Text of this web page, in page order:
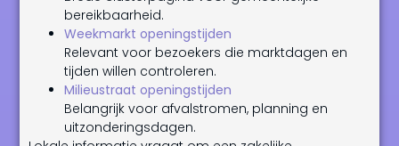
bereikbaarheid.
Weekmarkt openingstijden
Relevant voor bezoekers die marktdagen en
tijden willen controleren.
Milieustraat openingstijden
Belangrijk voor afvalstromen, planning en
uitzonderingsdagen.